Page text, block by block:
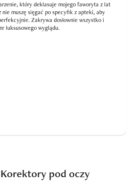
który deklasuje mojego faworyta z lat
nie muszę sięgać po specyfik z apteki, aby
Zakrywa dosłownie wszystko i
luksusowego wyglądu.
pod oczy